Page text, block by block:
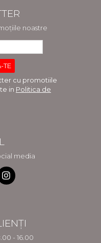
noastre
cu promotiile
in Politica de
media
- 16.00